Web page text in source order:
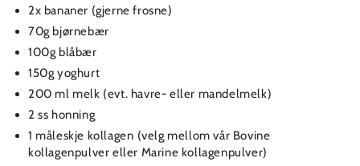
2x bananer (gjerne frosne)⁠
70g bjørnebær⁠
100g blåbær⁠
150g yoghurt⁠
200 ml melk (evt. havre- eller mandelmelk)⁠
2 ss honning⁠
1 måleskje kollagen⁠ (velg mellom vår Bovine
kollagenpulver eller Marine kollagenpulver)